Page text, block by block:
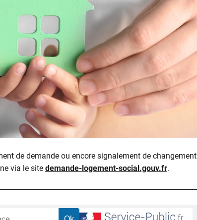
de demande ou encore signalement de changement
via le site demande-logement-social.gouv.fr.